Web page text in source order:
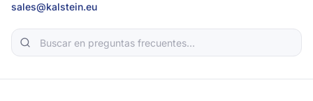
sales@kalstein.eu